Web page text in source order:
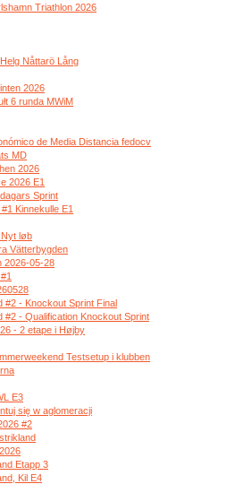
Triathlon 2026
Nåttarö Lång
2026
6 runda MWiM
de Media Distancia fedocv
MD
2026
2026 E1
Sprint
Kinnekulle E1
løb
Vätterbygden
2026-05-28
#2 - Knockout Sprint Final
#2 - Qualification Knockout Sprint
- 2 etape i Højby
Testsetup i klubben
E3
się w aglomeracji
#2
Etapp 3
Kil E4